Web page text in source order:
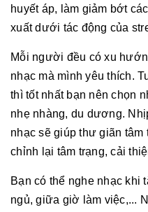
huyết áp, làm giảm bớt
xuất dưới tác động của
Mỗi người đều có xu
nhạc mà mình yêu thích.
thì tốt nhất bạn nên chọn
nhẹ nhàng, du dương.
nhạc sẽ giúp thư giãn tâm
chỉnh lại tâm trạng, cải
Bạn có thể nghe nhạc khi
ngủ, giữa giờ làm việc,...